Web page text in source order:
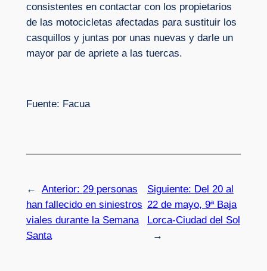
consistentes en contactar con los propietarios
de las motocicletas afectadas para sustituir los
casquillos y juntas por unas nuevas y darle un
mayor par de apriete a las tuercas.
Fuente: Facua
← Anterior: 29 personas
han fallecido en siniestros
viales durante la Semana
Santa
Siguiente: Del 20 al
22 de mayo, 9ª Baja
Lorca-Ciudad del Sol
→